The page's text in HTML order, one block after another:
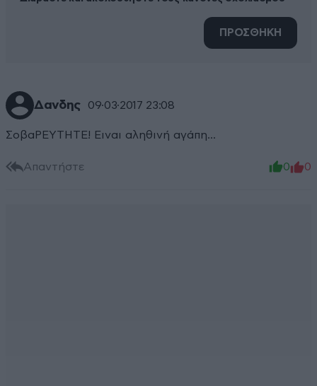
ΠΡΟΣΘΗΚΗ
Δανδης 09·03·2017 23:08
ΣοβαΡΕΥΤΗΤΕ! Ειναι αληθινή αγάπη...
Απαντήστε 0 0